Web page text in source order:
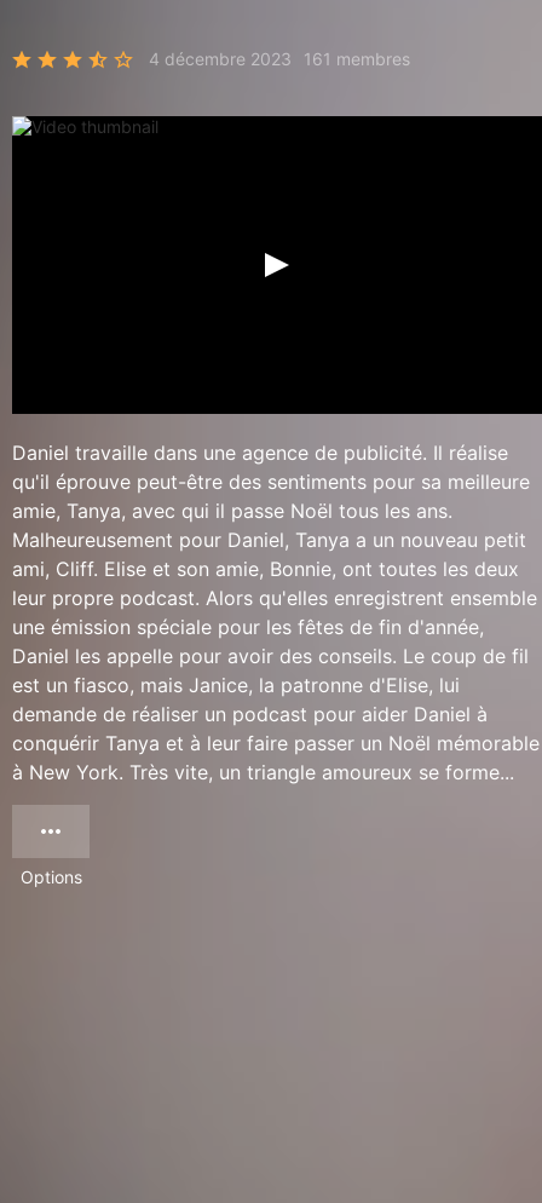
4 décembre 2023 161 membres
Daniel travaille dans une agence de publicité. Il réalise
qu'il éprouve peut-être des sentiments pour sa meilleure
amie, Tanya, avec qui il passe Noël tous les ans.
Malheureusement pour Daniel, Tanya a un nouveau petit
ami, Cliff. Elise et son amie, Bonnie, ont toutes les deux
leur propre podcast. Alors qu'elles enregistrent ensemble
une émission spéciale pour les fêtes de fin d'année,
Daniel les appelle pour avoir des conseils. Le coup de fil
est un fiasco, mais Janice, la patronne d'Elise, lui
demande de réaliser un podcast pour aider Daniel à
conquérir Tanya et à leur faire passer un Noël mémorable
à New York. Très vite, un triangle amoureux se forme...
Options